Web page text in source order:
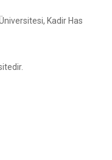
Kadir Has